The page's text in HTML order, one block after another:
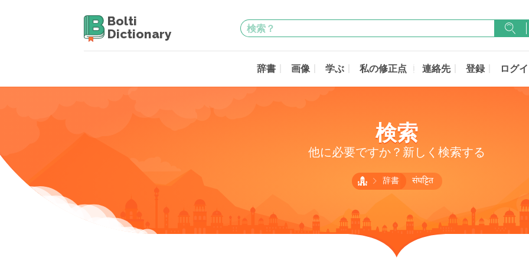
Bolti
Dictionary
辞書 画像 学ぶ 私の修正点 連絡先 登録 ログ
検索
他に必要ですか？新しく検索する
辞書 संघट्टित